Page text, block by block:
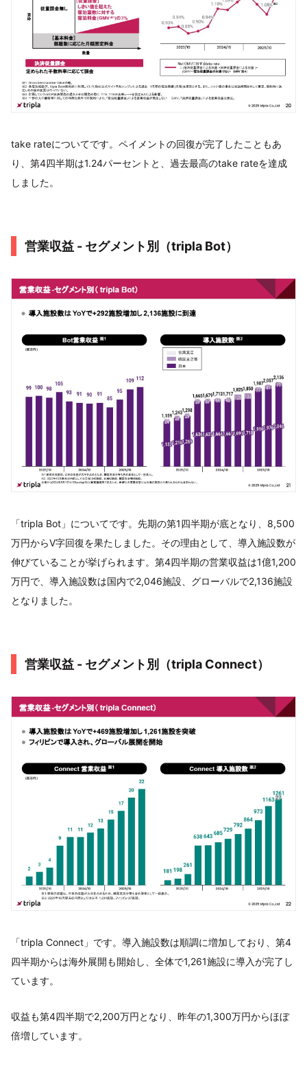
take rateについてです。ペイメントの回復が完了したこともあ
り、第4四半期は1.24パーセントと、過去最高のtake rateを達成
しました。
営業収益 - セグメント別（tripla Bot）
「tripla Bot」についてです。先期の第1四半期が底となり、8,500
万円からV字回復を果たしました。その理由として、導入施設数が
伸びていることが挙げられます。第4四半期の営業収益は1億1,200
万円で、導入施設数は国内で2,046施設、グローバルで2,136施設
となりました。
営業収益 - セグメント別（tripla Connect）
「tripla Connect」です。導入施設数は順調に増加しており、第4
四半期からは海外展開も開始し、全体で1,261施設に導入が完了し
ています。
収益も第4四半期で2,200万円となり、昨年の1,300万円からほぼ
倍増しています。